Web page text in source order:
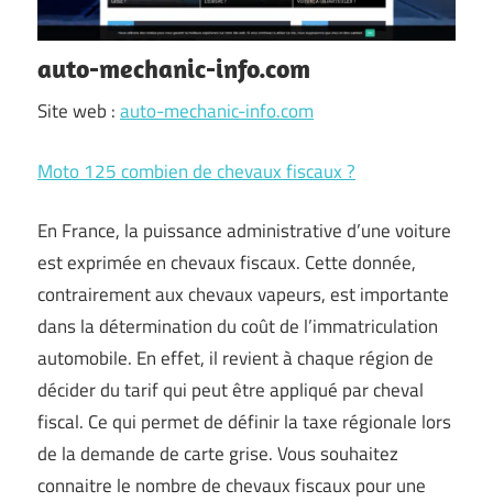
auto-mechanic-info.com
Site web :auto-mechanic-info.com
Moto 125 combien de chevaux fiscaux ?
En France, la puissance administrative d’une voiture
est exprimée en chevaux fiscaux. Cette donnée,
contrairement aux chevaux vapeurs, est importante
dans la détermination du coût de l’immatriculation
automobile. En effet, il revient à chaque région de
décider du tarif qui peut être appliqué par cheval
fiscal. Ce qui permet de définir la taxe régionale lors
de la demande de carte grise. Vous souhaitez
connaitre le nombre de chevaux fiscaux pour une